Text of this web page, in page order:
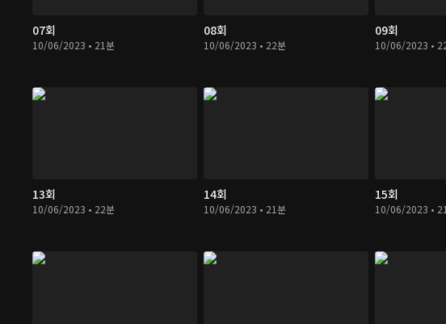
07회
10/06/2023 • 21분
08회
10/06/2023 • 22분
09회
10/06/2023 •
13회
10/06/2023 • 22분
14회
10/06/2023 • 21분
15회
10/06/2023 •